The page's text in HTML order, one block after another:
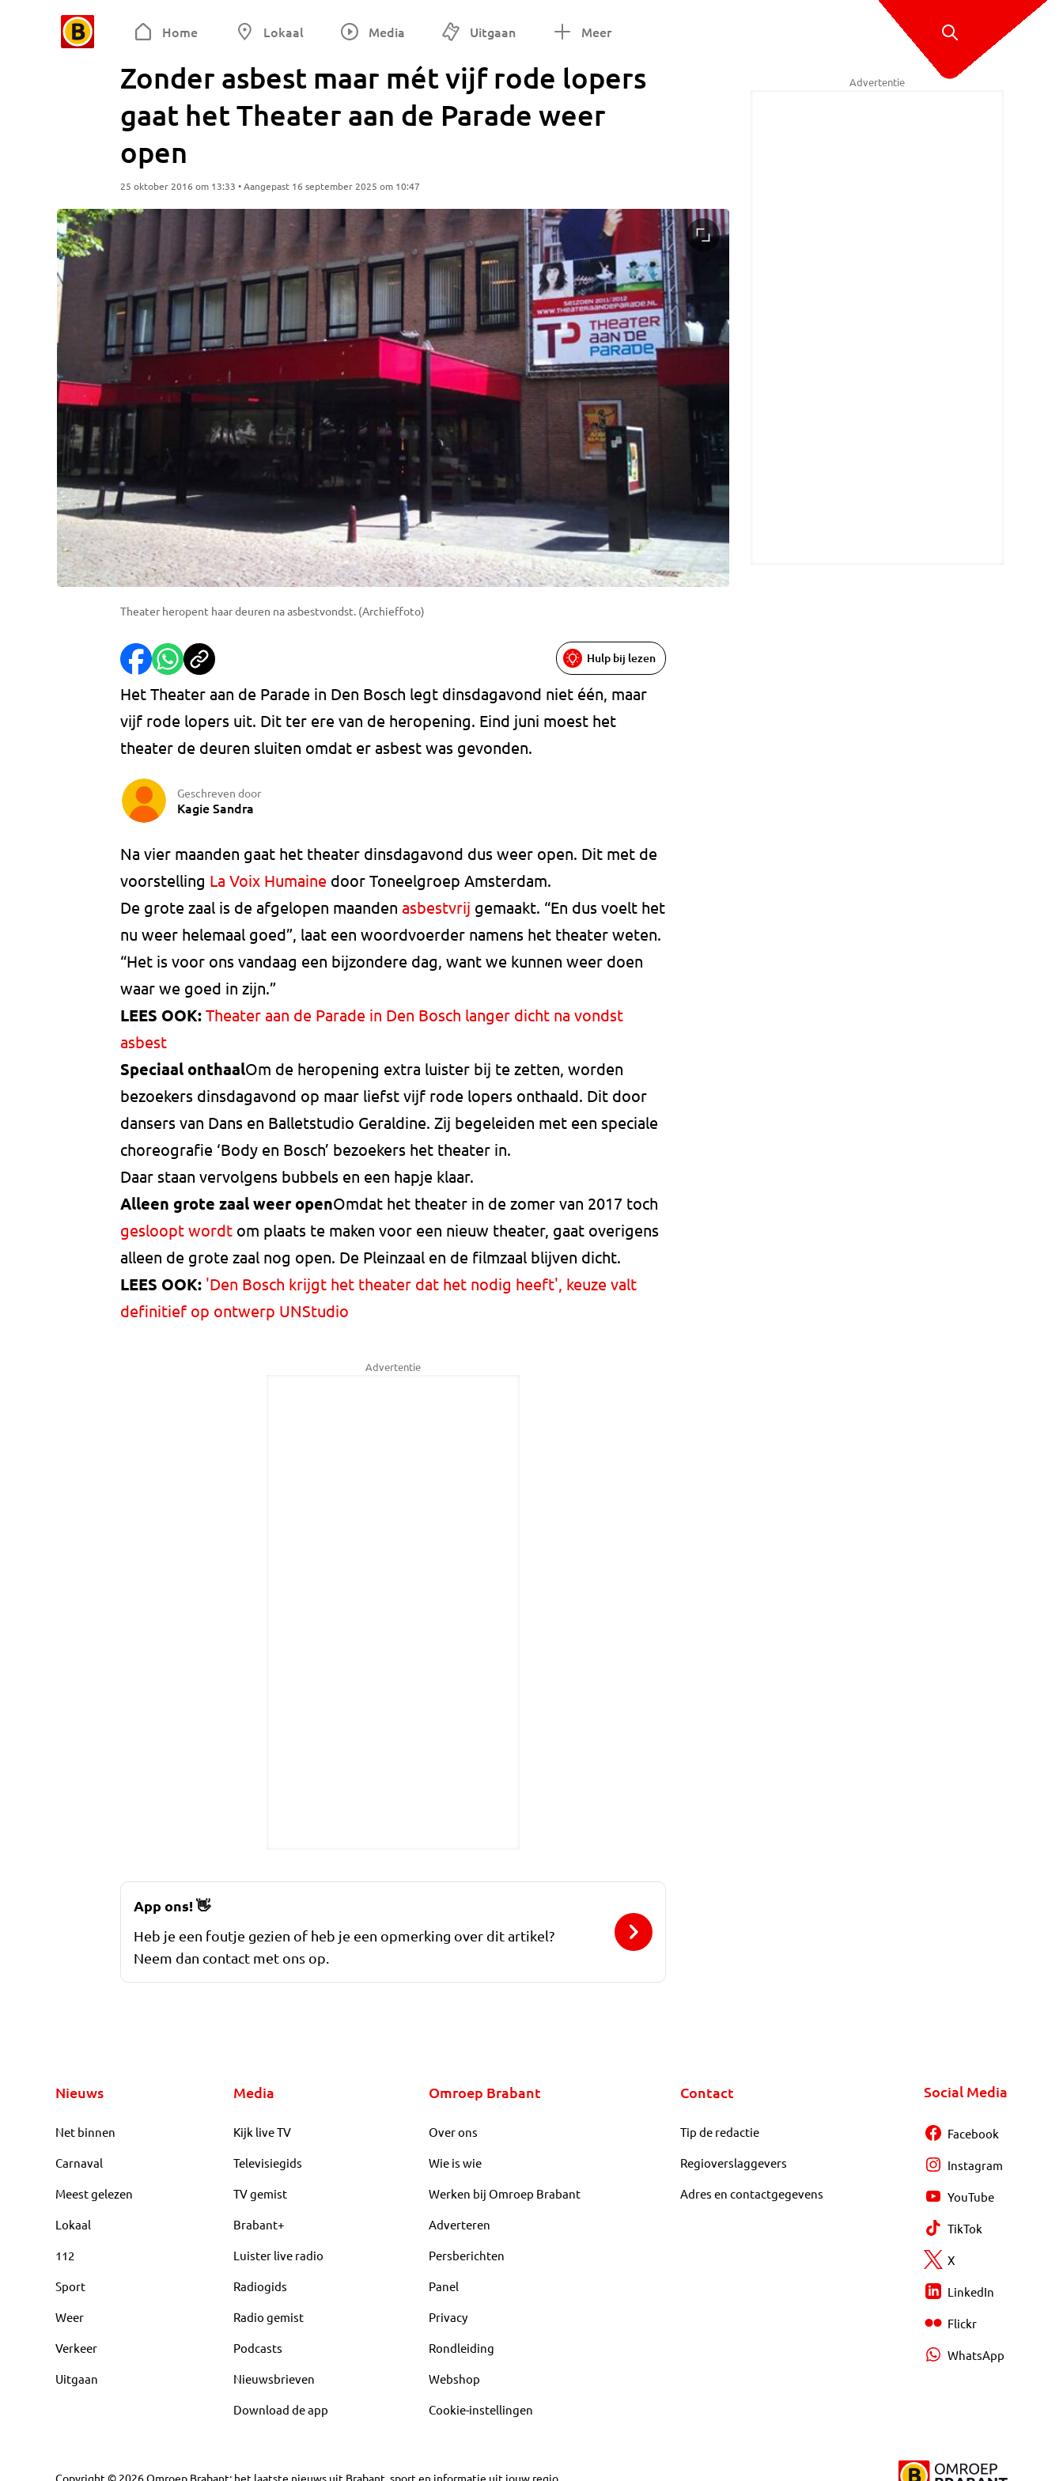
Home Lokaal Media Uitgaan Meer
Zonder asbest maar mét vijf rode lopers
gaat het Theater aan de Parade weer
open
25 oktober 2016 om 13:33 • Aangepast 16 september 2025 om 10:47
Theater heropent haar deuren na asbestvondst. (Archieffoto)
Hulp bij lezen
Het Theater aan de Parade in Den Bosch legt dinsdagavond niet één, maar
vijf rode lopers uit. Dit ter ere van de heropening. Eind juni moest het
theater de deuren sluiten omdat er asbest was gevonden.
Geschreven door
Kagie Sandra
Na vier maanden gaat het theater dinsdagavond dus weer open. Dit met de
voorstelling La Voix Humaine door Toneelgroep Amsterdam.
De grote zaal is de afgelopen maanden asbestvrij gemaakt. “En dus voelt het
nu weer helemaal goed”, laat een woordvoerder namens het theater weten.
“Het is voor ons vandaag een bijzondere dag, want we kunnen weer doen
waar we goed in zijn.”
LEES OOK: Theater aan de Parade in Den Bosch langer dicht na vondst
asbest
Speciaal onthaalOm de heropening extra luister bij te zetten, worden
bezoekers dinsdagavond op maar liefst vijf rode lopers onthaald. Dit door
dansers van Dans en Balletstudio Geraldine. Zij begeleiden met een speciale
choreografie ‘Body en Bosch’ bezoekers het theater in.
Daar staan vervolgens bubbels en een hapje klaar.
Alleen grote zaal weer openOmdat het theater in de zomer van 2017 toch
gesloopt wordt om plaats te maken voor een nieuw theater, gaat overigens
alleen de grote zaal nog open. De Pleinzaal en de filmzaal blijven dicht.
LEES OOK: 'Den Bosch krijgt het theater dat het nodig heeft', keuze valt
definitief op ontwerp UNStudio
Advertentie
Advertentie
App ons!👋
Heb je een foutje gezien of heb je een opmerking over dit artikel?
Neem dan contact met ons op.
Nieuws
Net binnen
Carnaval
Meest gelezen
Lokaal
112
Sport
Weer
Verkeer
Uitgaan
Media
Kijk live TV
Televisiegids
TV gemist
Brabant+
Luister live radio
Radiogids
Radio gemist
Podcasts
Nieuwsbrieven
Download de app
Omroep Brabant
Over ons
Wie is wie
Werken bij Omroep Brabant
Adverteren
Persberichten
Panel
Privacy
Rondleiding
Webshop
Cookie-instellingen
Contact
Tip de redactie
Regioverslaggevers
Adres en contactgegevens
Social Media
Facebook
Instagram
YouTube
TikTok
X
LinkedIn
Flickr
WhatsApp
Copyright © 2026Omroep Brabant: het laatste nieuws uit Brabant, sport en informatie uit jouw regio.